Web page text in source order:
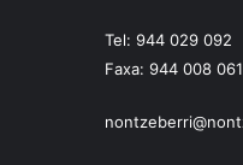
Tel: 944 029 092
Faxa: 944 008 061